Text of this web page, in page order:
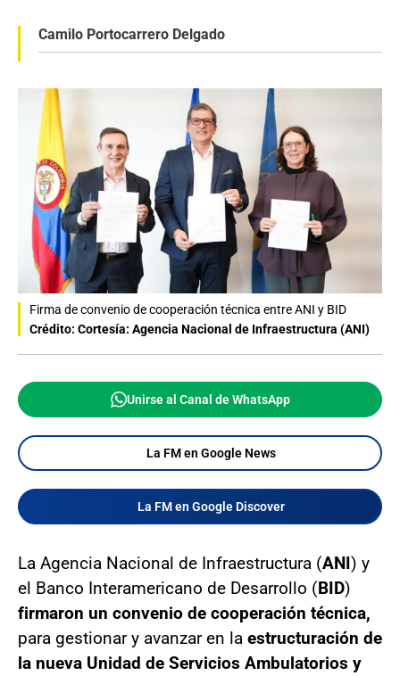
Camilo Portocarrero Delgado
Firma de convenio de cooperación técnica entre ANI y BID
Crédito: Cortesía: Agencia Nacional de Infraestructura (ANI)
Unirse al Canal de WhatsApp
La FM en Google News
La FM en Google Discover
La Agencia Nacional de Infraestructura (ANI) y
el Banco Interamericano de Desarrollo (BID)
firmaron un convenio de cooperación técnica,
para gestionar y avanzar en la estructuración de
la nueva Unidad de Servicios Ambulatorios y